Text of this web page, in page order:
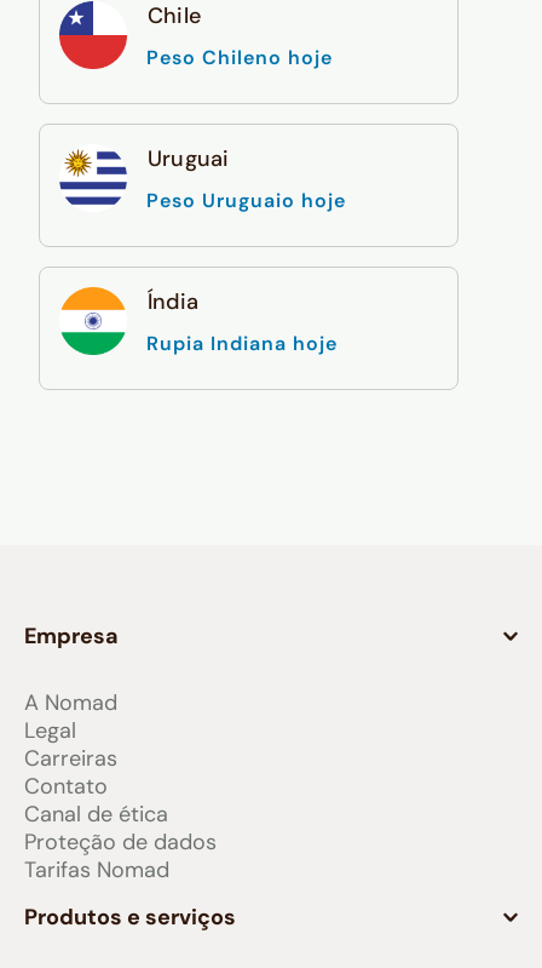
Chile
Peso Chileno hoje
Uruguai
Peso Uruguaio hoje
Índia
Rupia Indiana hoje
Empresa
A Nomad
Legal
Carreiras
Contato
Canal de ética
Proteção de dados
Tarifas Nomad
Produtos e serviços